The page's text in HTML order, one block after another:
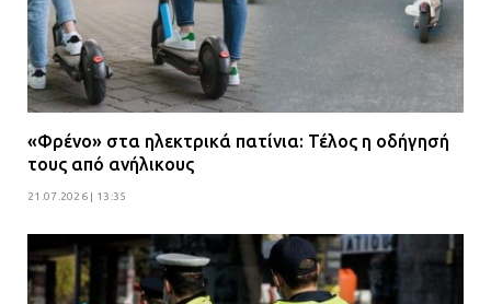
«Φρένο» στα ηλεκτρικά πατίνια: Τέλος η οδήγησή
τους από ανήλικους
21.07.2026 | 13:35